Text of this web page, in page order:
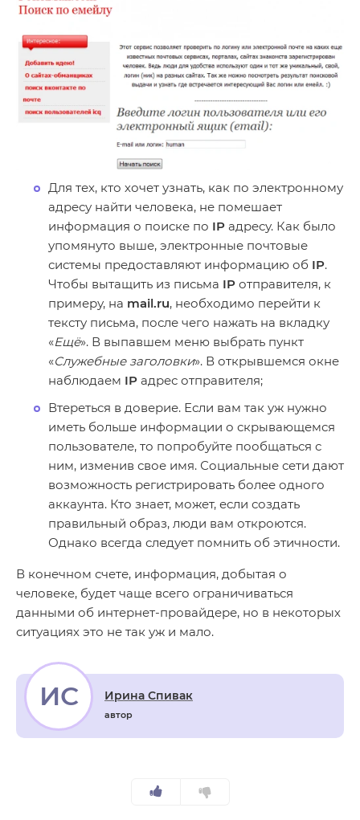
Для тех, кто хочет узнать, как по электронному
адресу найти человека, не помешает
информация о поиске по IP адресу. Как было
упомянуто выше, электронные почтовые
системы предоставляют информацию об IP.
Чтобы вытащить из письма IP отправителя, к
примеру, на mail.ru, необходимо перейти к
тексту письма, после чего нажать на вкладку
«Ещё». В выпавшем меню выбрать пункт
«Служебные заголовки». В открывшемся окне
наблюдаем IP адрес отправителя;
Втереться в доверие. Если вам так уж нужно
иметь больше информации о скрывающемся
пользователе, то попробуйте пообщаться с
ним, изменив свое имя. Социальные сети дают
возможность регистрировать более одного
аккаунта. Кто знает, может, если создать
правильный образ, люди вам откроются.
Однако всегда следует помнить об этичности.
В конечном счете, информация, добытая о
человеке, будет чаще всего ограничиваться
данными об интернет-провайдере, но в некоторых
ситуациях это не так уж и мало.
ИС Ирина Спивак
автор